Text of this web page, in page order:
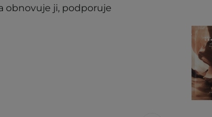
obnovuje ji, podporuje